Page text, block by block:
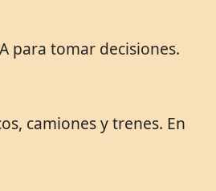
para tomar decisiones.
camiones y trenes. En